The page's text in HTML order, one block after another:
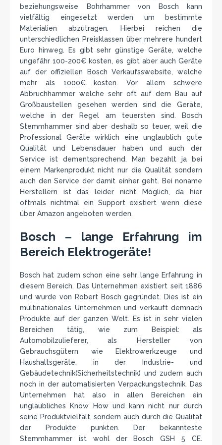
beziehungsweise Bohrhammer von Bosch kann
vielfältig eingesetzt werden um bestimmte
Materialien abzutragen. Hierbei reichen die
unterschiedlichen Preisklassen über mehrere hundert
Euro hinweg. Es gibt sehr günstige Geräte, welche
ungefähr 100-200€ kosten, es gibt aber auch Geräte
auf der offiziellen Bosch Verkaufsswebsite, welche
mehr als 1000€ kosten. Vor allem schwere
Abbruchhammer welche sehr oft auf dem Bau auf
Großbaustellen gesehen werden sind die Geräte,
welche in der Regel am teuersten sind. Bosch
Stemmhammer sind aber deshalb so teuer, weil die
Professional Geräte wirklich eine unglaublich gute
Qualität und Lebensdauer haben und auch der
Service ist dementsprechend. Man bezahlt ja bei
einem Markenprodukt nicht nur die Qualität sondern
auch den Service der damit einher geht. Bei noname
Herstellern ist das leider nicht Möglich, da hier
oftmals nichtmal ein Support existiert wenn diese
über Amazon angeboten werden.
Bosch – lange Erfahrung im
Bereich Elektrogeräte!
Bosch hat zudem schon eine sehr lange Erfahrung in
diesem Bereich. Das Unternehmen existiert seit 1886
und wurde von Robert Bosch gegründet. Dies ist ein
multinationales Unternehmen und verkauft demnach
Produkte auf der ganzen Welt. Es ist in sehr vielen
Bereichen tätig, wie zum Beispiel: als
Automobilzulieferer, als Hersteller von
Gebrauchsgütern wie Elektrowerkzeuge und
Haushaltsgeräte, in der Industrie- und
Gebäudetechnik(Sicherheitstechnik) und zudem auch
noch in der automatisierten Verpackungstechnik. Das
Unternehmen hat also in allen Bereichen ein
unglaubliches Know How und kann nicht nur durch
seine Produktvielfalt, sondern auch durch die Qualität
der Produkte punkten. Der bekannteste
Stemmhammer ist wohl der Bosch GSH 5 CE.